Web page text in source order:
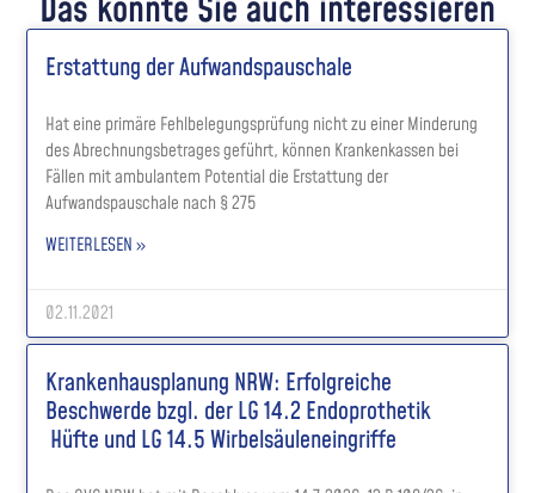
Das könnte Sie auch interessieren
Erstattung der Aufwandspauschale
Hat eine primäre Fehlbelegungsprüfung nicht zu einer Minderung
des Abrechnungsbetrages geführt, können Krankenkassen bei
Fällen mit ambulantem Potential die Erstattung der
Aufwandspauschale nach § 275
WEITERLESEN »
02.11.2021
Krankenhausplanung NRW: Erfolgreiche
Beschwerde bzgl. der LG 14.2 Endoprothetik
Hüfte und LG 14.5 Wirbelsäuleneingriffe